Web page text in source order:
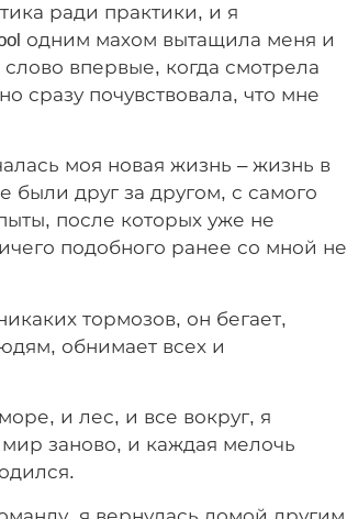
ради практики, и я
одним махом вытащила меня и
впервые, когда смотрела
сразу почувствовала, что мне
моя новая жизнь – жизнь в
были друг за другом, с самого
после которых уже не
подобного ранее со мной не
тормозов, он бегает,
обнимает всех и
и лес, и все вокруг, я
мир заново, и каждая мелочь